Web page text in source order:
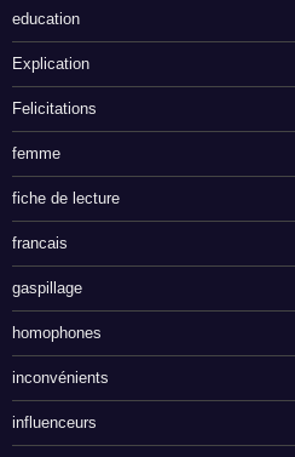
education
Explication
Felicitations
femme
fiche de lecture
francais
gaspillage
homophones
inconvénients
influenceurs